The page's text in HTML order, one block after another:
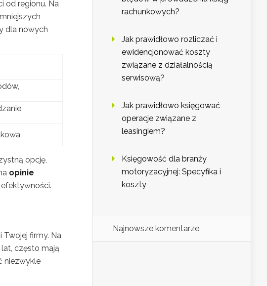
od regionu. Na
dla nowych
opcję,
opinie
firmy. Na
lat, często mają
niezwykle
rachunkowych?
Jak prawidłowo rozliczać i
ewidencjonować koszty
związane z działalnością
serwisową?
Jak prawidłowo księgować
operacje związane z
leasingiem?
Księgowość dla branży
motoryzacyjnej: Specyfika i
koszty
Najnowsze komentarze